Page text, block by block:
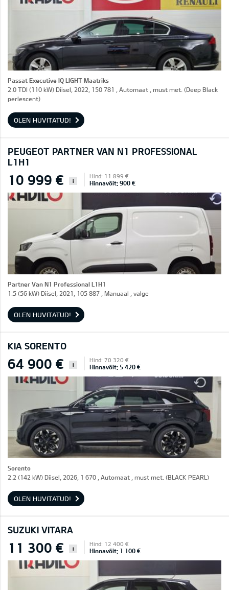
Passat Executive IQ LIGHT Maatriks
2.0 TDI (110 kW) Diisel, 2022, 150 781 , Automaat , must met. (Deep Black
perlescent)
OLEN HUVITATUD!
PEUGEOT PARTNER VAN N1 PROFESSIONAL
L1H1
10 999 € i
Hind: 11 899 €
Hinnavõit: 900 €
Partner Van N1 Professional L1H1
1.5 (56 kW) Diisel, 2021, 105 887 , Manuaal , valge
OLEN HUVITATUD!
KIA SORENTO
64 900 € i
Hind: 70 320 €
Hinnavõit: 5 420 €
Sorento
2.2 (142 kW) Diisel, 2026, 1 670 , Automaat , must met. (BLACK PEARL)
OLEN HUVITATUD!
SUZUKI VITARA
11 300 € i
Hind: 12 400 €
Hinnavõit: 1 100 €